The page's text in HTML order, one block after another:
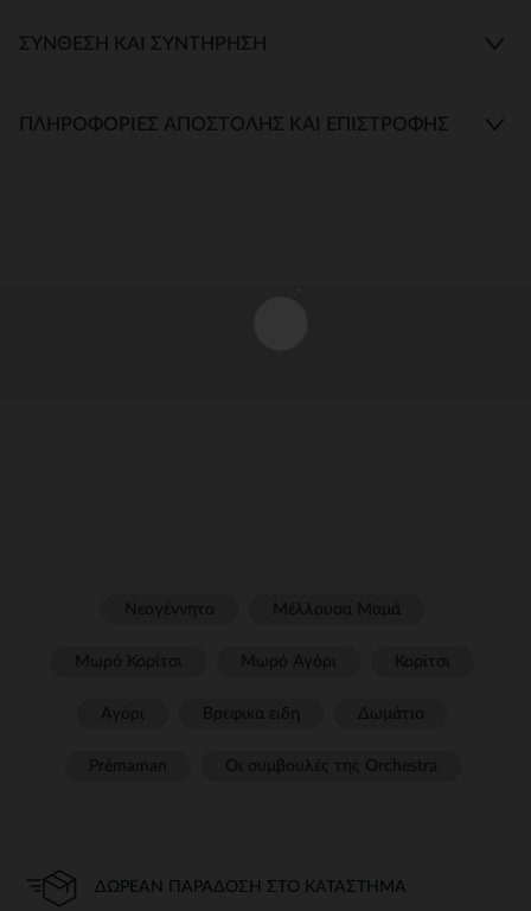
ΣΎΝΘΕΣΗ ΚΑΙ ΣΥΝΤΉΡΗΣΗ
ΠΛΗΡΟΦΟΡΊΕΣ ΑΠΟΣΤΟΛΉΣ ΚΑΙ ΕΠΙΣΤΡΟΦΉΣ
ΔΩΡΕΆΝ ΠΑΡΆΔΟΣΗ ΣΤΟ ΚΑΤΆΣΤΗΜΑ